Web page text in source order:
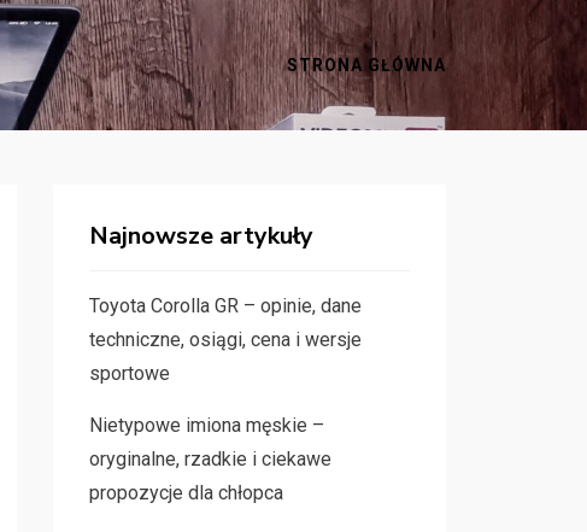
STRONA GŁÓWNA
Najnowsze artykuły
Toyota Corolla GR – opinie, dane
techniczne, osiągi, cena i wersje
sportowe
Nietypowe imiona męskie –
oryginalne, rzadkie i ciekawe
propozycje dla chłopca